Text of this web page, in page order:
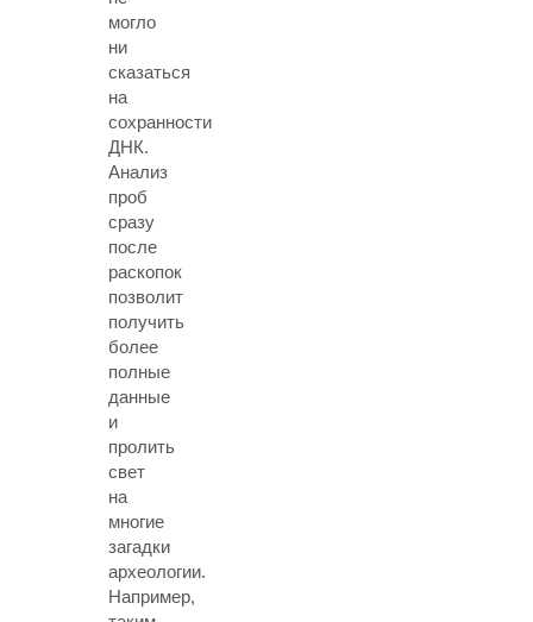
могло
ни
сказаться
на
сохранности
ДНК.
Анализ
проб
сразу
после
раскопок
позволит
получить
более
полные
данные
и
пролить
свет
на
многие
загадки
археологии.
Например,